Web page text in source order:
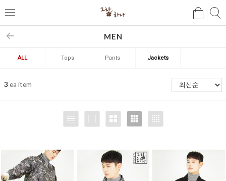
메
뉴
색
검
MEN
ALL Tops Pants Jackets
3 ea item